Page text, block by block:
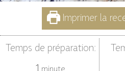
Imprimer la
Temps de préparation:
1 minute
minute